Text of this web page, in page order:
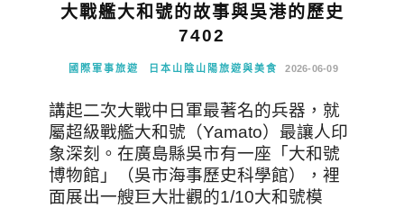
大戰艦大和號的故事與吳港的歷史
7402
國際軍事旅遊 日本山陰山陽旅遊與美食 2026-06-09
講起二次大戰中日軍最著名的兵器，就
屬超級戰艦大和號（Yamato）最讓人印
象深刻。在廣島縣吳市有一座「大和號
博物館」（吳市海事歷史科學館），裡
面展出一艘巨大壯觀的1/10大和號模